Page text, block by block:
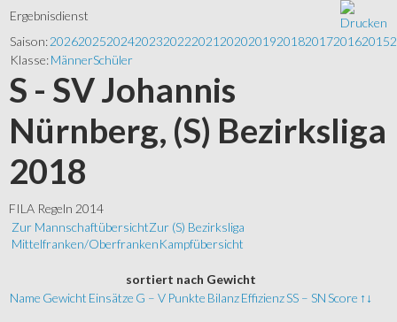
Ergebnisdienst
Saison:202620252024202320222021 202020192018201720162015
Klasse:MännerSchüler
S - SV Johannis
Nürnberg, (S) Bezirksliga
2018
FILA Regeln 2014
Zur MannschaftübersichtZur (S) Bezirksliga
Mittelfranken/OberfrankenKampfübersicht
sortiert nach Gewicht
Name Gewicht Einsätze G – V Punkte BilanzEffizienzSS – SNScore ↑↓